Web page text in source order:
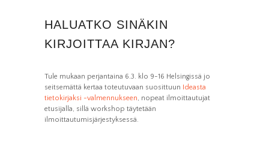
HALUATKO SINÄKIN
KIRJOITTAA KIRJAN?
Tule mukaan perjantaina 6.3. klo 9-16 Helsingissä jo
seitsemättä kertaa toteutuvaan suosittuun Ideasta
tietokirjaksi -valmennukseen, nopeat ilmoittautujat
etusijalla, sillä workshop täytetään
ilmoittautumisjärjestyksessä.